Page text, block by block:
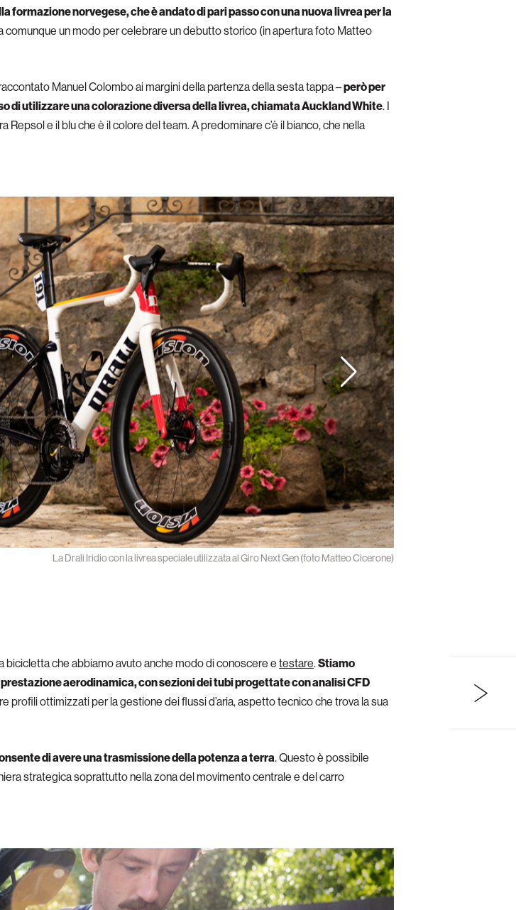
formazione norvegese, che è andato di pari passo con una nuova livrea per la
comunque un modo per celebrare un debutto storico (in apertura foto Matteo
Manuel Colombo ai margini della partenza della sesta tappa –però per
di utilizzare una colorazione diversa della livrea, chiamata Auckland White. I
e il blu che è il colore del team. A predominare c’è il bianco, che nella
La Drali Iridio con la livrea speciale utilizzata al Giro Next Gen (foto Matteo Cicerone)
bicicletta che abbiamo avuto anche modo di conoscere e testare.Stiamo
aerodinamica, con sezioni dei tubi progettate con analisi CFD
profili ottimizzati per la gestione dei flussi d’aria, aspetto tecnico che trova la sua
di avere una trasmissione della potenza a terra. Questo è possibile
strategica soprattutto nella zona del movimento centrale e del carro